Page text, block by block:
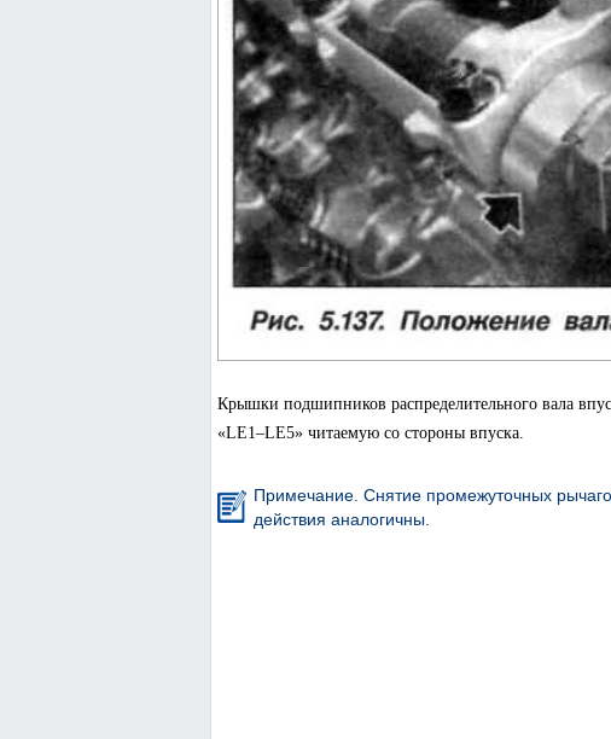
Крышки подшипников распределительного вала
«LE1–LE5» читаемую со стороны впуска.
Примечание. Снятие промежуточных
действия аналогичны.